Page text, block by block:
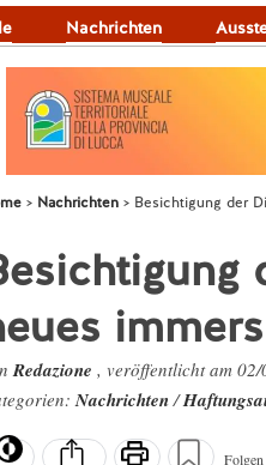
Nachrichten
Nachrichten Besichtigung der
Redazione , veröffentlicht am
Nachrichten/